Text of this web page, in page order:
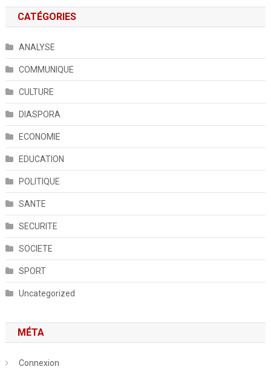
CATÉGORIES
ANALYSE
COMMUNIQUE
CULTURE
DIASPORA
ECONOMIE
EDUCATION
POLITIQUE
SANTE
SECURITE
SOCIETE
SPORT
Uncategorized
MÉTA
Connexion